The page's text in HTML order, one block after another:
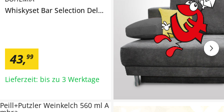
Whiskyset Bar Selection Deluxe
43,99
Lieferzeit: bis zu 3 Werktage
Peill+Putzler Weinkelch 560 ml A